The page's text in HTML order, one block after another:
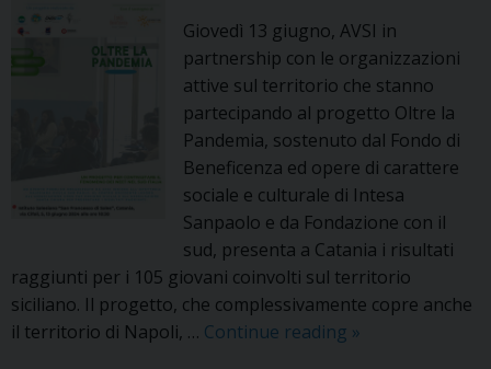
Giovedì 13 giugno, AVSI in
partnership con le organizzazioni
attive sul territorio che stanno
partecipando al progetto Oltre la
Pandemia, sostenuto dal Fondo di
Beneficenza ed opere di carattere
sociale e culturale di Intesa
Sanpaolo e da Fondazione con il
sud, presenta a Catania i risultati
raggiunti per i 105 giovani coinvolti sul territorio
siciliano. Il progetto, che complessivamente copre anche
il territorio di Napoli, … Continue reading Oltre
»